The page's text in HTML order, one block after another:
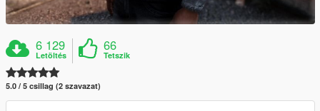
6 129
Letöltés
66
Tetszik
5.0 / 5 csillag (2 szavazat)